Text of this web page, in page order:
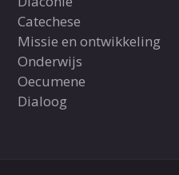
Catechese
Missie en ontwikkeling
Onderwijs
Oecumene
Dialoog